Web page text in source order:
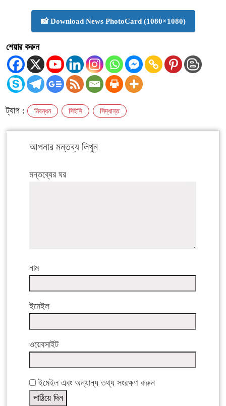
📸 Download News PhotoCard (1080×1080)
শেয়ার করুন
ট্যাগ : নিবন্ধন সিইসি সিদ্ধান্ত
আপনার মন্তব্য লিখুন
মন্তব্যের ঘর
নাম
ইমেইল
ওয়েবসাইট
ইমেইল এবং অন্যান্য তথ্য সংরক্ষণ করুন